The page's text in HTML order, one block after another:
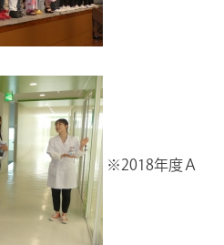
※2018年度Ａ